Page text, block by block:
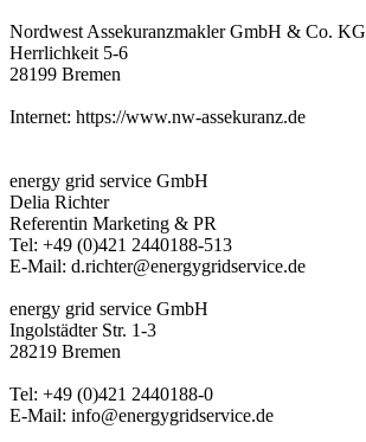
Nordwest Assekuranzmakler GmbH & Co. KG
Herrlichkeit 5-6
28199 Bremen
Internet: https://www.nw-assekuranz.de
energy grid service GmbH
Delia Richter
Referentin Marketing & PR
Tel: +49 (0)421 2440188-513
E-Mail: d.richter@energygridservice.de
energy grid service GmbH
Ingolstädter Str. 1-3
28219 Bremen
Tel: +49 (0)421 2440188-0
E-Mail: info@energygridservice.de